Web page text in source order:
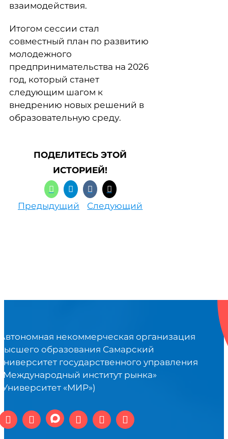
взаимодействия.
Итогом сессии стал
совместный план по развитию
молодежного
предпринимательства на 2026
год, который станет
следующим шагом к
внедрению новых решений в
образовательную среду.
ПОДЕЛИТЕСЬ ЭТОЙ
ИСТОРИЕЙ!
Предыдущий Следующий
некоммерческая организация
образования Самарский
государственного управления
институт рынка»
«МИР»)